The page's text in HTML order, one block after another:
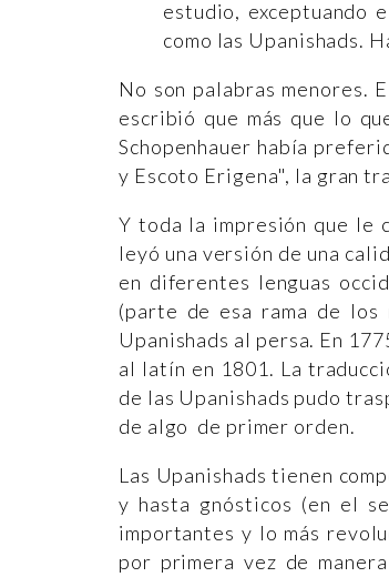
estudio,
como las Upanishads.
No son palabras menores.
escribió que más que lo
Schopenhauer había
y Escoto Erigena", la gran
Y toda la impresión que le
leyó una versión de una
en diferentes lenguas
(parte de esa rama de los
Upanishads al persa. En
al latín en 1801. La
de las Upanishads pudo
de algo de primer orden.
Las Upanishads tienen
y hasta gnósticos (en el
importantes y lo más
por primera vez de